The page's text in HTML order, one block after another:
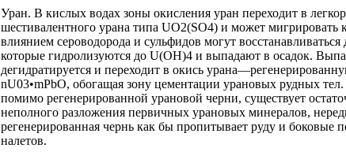
Уран. В кислых водах зоны окисления уран переходит в
шестивалентного урана типа UO2(SO4) и может
влиянием сероводорода и сульфидов могут
которые гидролизуются до U(OH)4 и выпадают в осадок.
дегидратируется и переходит в окись
nU03•mPbO, обогащая зону цементации урановых рудных
помимо регенерированной урановой черни, существует
неполного разложения первичных урановых минералов,
регенерированная чернь как бы пропитывает руду и боковые
налетов.